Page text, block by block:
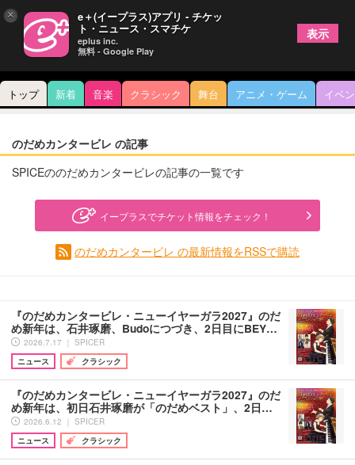
トップ 新着 音楽 クラシック 舞台 アニメ・ゲーム イベ
のだめカンタービレ の記事
SPICEののだめカンタービレの記事の一覧です
イープラスでチケット情報をチェック！
のだめカンタービレ の最新情報をRSSで購読
『のだめカンタービレ・ニューイヤーガラ2027』のだ
め新年は、石井琢磨、Budoにつづき、2日目にBEY…
2026.7.17 ｜ SPICER
ニュース
クラシック
『のだめカンタービレ・ニューイヤーガラ2027』のだ
め新年は、初日石井琢磨が「のだめベスト」、2日…
2026.6.12 ｜ SPICER
ニュース
クラシック
× e＋(イープラス)アプリ - チケッ
ト・ニュース・スマチケ
eplus inc.
無料 - Google Play
表示